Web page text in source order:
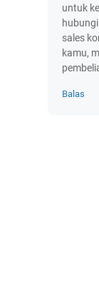
untuk
sales
kamu,
Balas